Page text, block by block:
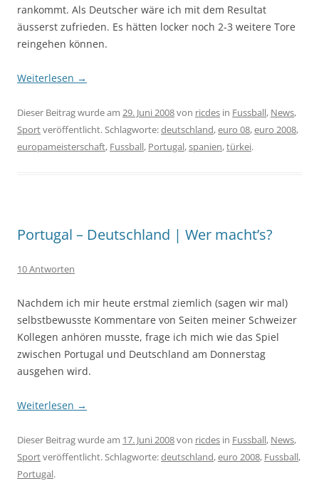
rankommt. Als Deutscher wäre ich mit dem Resultat
äusserst zufrieden. Es hätten locker noch 2-3 weitere Tore
reingehen können.
Weiterlesen →
Dieser Beitrag wurde am 29. Juni 2008von ricdes in Fussball, News,
Sportveröffentlicht. Schlagworte:deutschland,euro 08,euro 2008,
europameisterschaft, Fussball, Portugal,spanien,türkei.
Portugal – Deutschland | Wer macht’s?
10 Antworten
Nachdem ich mir heute erstmal ziemlich (sagen wir mal)
selbstbewusste Kommentare von Seiten meiner Schweizer
Kollegen anhören musste, frage ich mich wie das Spiel
zwischen Portugal und Deutschland am Donnerstag
ausgehen wird.
Weiterlesen →
Dieser Beitrag wurde am 17. Juni 2008von ricdes in Fussball, News,
Sportveröffentlicht. Schlagworte:deutschland,euro 2008, Fussball,
Portugal.